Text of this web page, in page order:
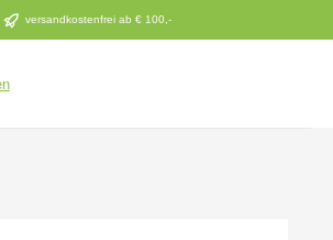
versandkostenfrei ab € 100,-